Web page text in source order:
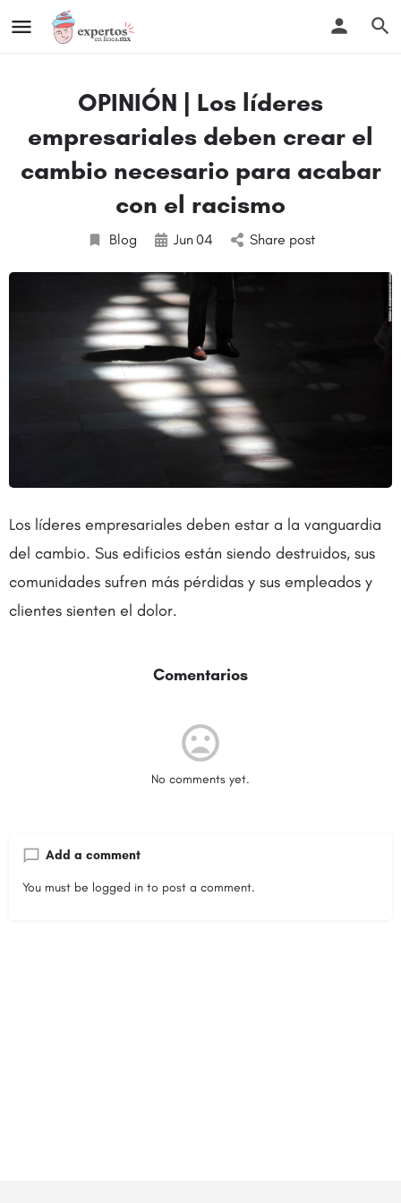
OPINIÓN | Los líderes
empresariales deben crear el
cambio necesario para acabar
con el racismo
Blog Jun04 Share post
Los líderes empresariales deben estar a la vanguardia
del cambio. Sus edificios están siendo destruidos, sus
comunidades sufren más pérdidas y sus empleados y
clientes sienten el dolor.
Comentarios
No comments yet.
Add a comment
You must be logged in to post a comment.